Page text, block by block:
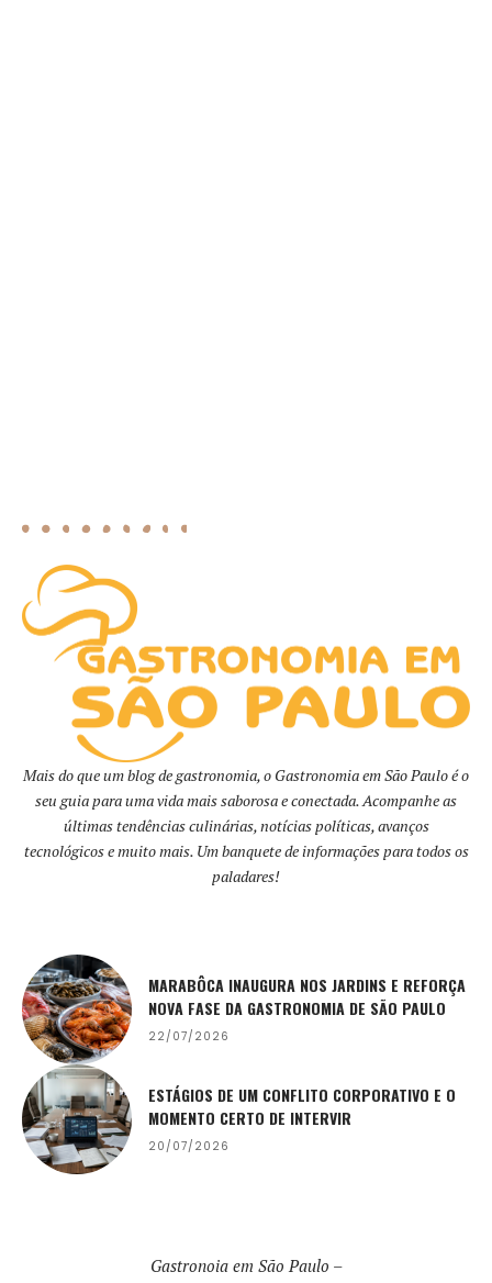
Mais do que um blog de gastronomia, o Gastronomia em São Paulo é o
seu guia para uma vida mais saborosa e conectada. Acompanhe as
últimas tendências culinárias, notícias políticas, avanços
tecnológicos e muito mais. Um banquete de informações para todos os
paladares!
MARABÔCA INAUGURA NOS JARDINS E REFORÇA
NOVA FASE DA GASTRONOMIA DE SÃO PAULO
22/07/2026
ESTÁGIOS DE UM CONFLITO CORPORATIVO E O
MOMENTO CERTO DE INTERVIR
20/07/2026
Gastronoia em São Paulo –